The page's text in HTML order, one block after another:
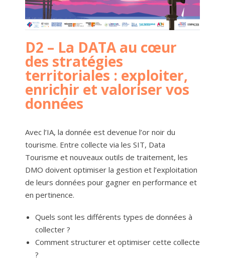
D2 – La DATA au cœur
des stratégies
territoriales : exploiter,
enrichir et valoriser vos
données
Avec l’IA, la donnée est devenue l’or noir du
tourisme. Entre collecte via les SIT, Data
Tourisme et nouveaux outils de traitement, les
DMO doivent optimiser la gestion et l’exploitation
de leurs données pour gagner en performance et
en pertinence.
Quels sont les différents types de données à
collecter ?
Comment structurer et optimiser cette collecte
?